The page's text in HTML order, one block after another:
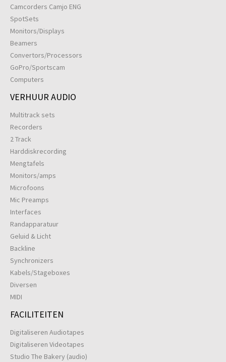
Camcorders Camjo ENG
SpotSets
Monitors/Displays
Beamers
Convertors/Processors
GoPro/Sportscam
Computers
VERHUUR AUDIO
Multitrack sets
Recorders
2 Track
Harddiskrecording
Mengtafels
Monitors/amps
Microfoons
Mic Preamps
Interfaces
Randapparatuur
Geluid & Licht
Backline
Synchronizers
Kabels/Stageboxes
Diversen
MIDI
FACILITEITEN
Digitaliseren Audiotapes
Digitaliseren Videotapes
Studio The Bakery (audio)